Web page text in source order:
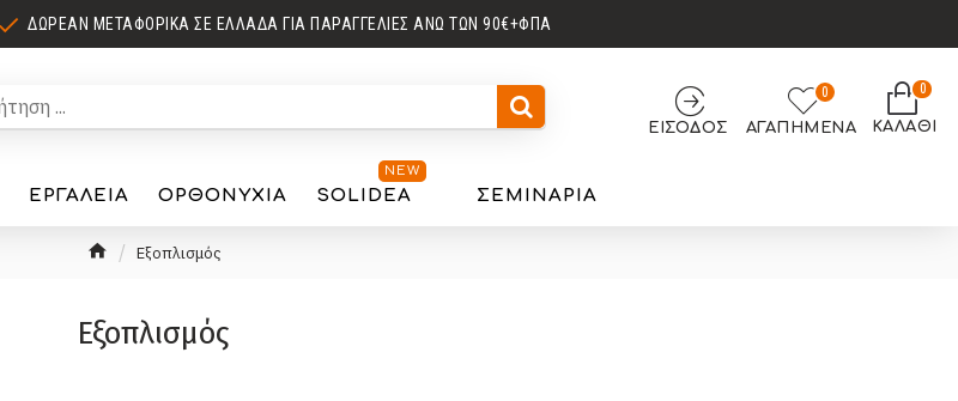
ΔΩΡΕΆΝ ΜΕΤΑΦΟΡΙΚΆ ΣΕ ΕΛΛΆΔΑ ΓΙΑ ΠΑΡΑΓΓΕΛΊΕΣ ΆΝΩ ΤΩΝ 90€+ΦΠΑ
ΕΊΣΟΔΟΣ ΑΓΑΠΗΜΈΝΑ
0
ΚΑΛΑΘΙ
0
ΕΡΓΑΛΕΊΑ ΟΡΘΟΝΥΧΊΑ SOLIDEA
NEW
ΣΕΜΙΝΆΡΙΑ
Εξοπλισμός
Εξοπλισμός